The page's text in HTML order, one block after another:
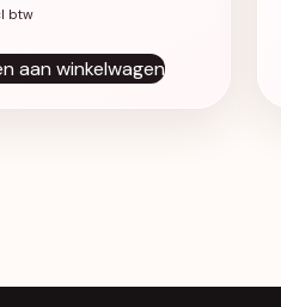
btw
aan winkelwagen